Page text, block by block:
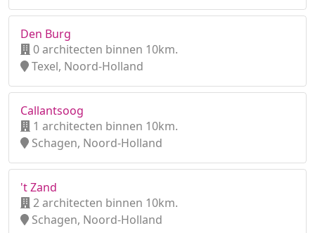
Den Burg
0 architecten binnen 10km.
Texel, Noord-Holland
Callantsoog
1 architecten binnen 10km.
Schagen, Noord-Holland
't Zand
2 architecten binnen 10km.
Schagen, Noord-Holland